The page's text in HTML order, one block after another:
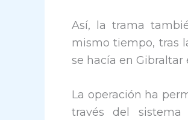
Así, la trama
mismo tiempo, tras
se hacía en Gibraltar
La operación ha
través del sistema